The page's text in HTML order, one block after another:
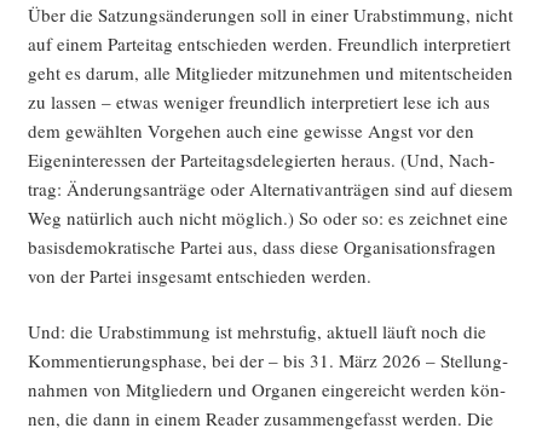
Über die Sat­zungs­än­de­run­gen soll in einer Urab­stim­mung, nicht
auf einem Par­tei­tag ent­schie­den wer­den. Freund­lich inter­pre­tiert
geht es dar­um, alle Mit­glie­der mit­zu­neh­men und mit­ent­schei­den
zu las­sen – etwas weni­ger freund­lich inter­pre­tiert lese ich aus
dem gewähl­ten Vor­ge­hen auch eine gewis­se Angst vor den
Eigen­in­ter­es­sen der Par­tei­tags­de­le­gier­ten her­aus. (Und, Nach­
trag: Ände­rungs­an­trä­ge oder Alter­na­tiv­an­trä­gen sind auf die­sem
Weg natür­lich auch nicht mög­lich.) So oder so: es zeich­net eine
basis­de­mo­kra­ti­sche Par­tei aus, dass die­se Orga­ni­sa­ti­ons­fra­gen
von der Par­tei ins­ge­samt ent­schie­den werden.
Und: die Urab­stim­mung ist mehr­stu­fig, aktu­ell läuft noch die
Kom­men­tie­rungs­pha­se, bei der – bis 31. März 2026 – Stel­lung­
nah­men von Mit­glie­dern und Orga­nen ein­ge­reicht wer­den kön­
nen, die dann in einem Rea­der zusam­men­ge­fasst wer­den. Die